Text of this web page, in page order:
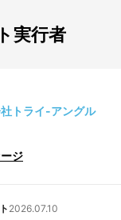
実行者
トライ-アングル
ジ
2026.07.10